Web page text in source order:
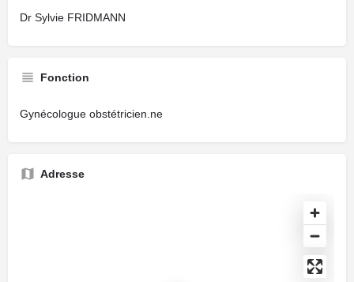
Dr Sylvie FRIDMANN
Fonction
Gynécologue obstétricien.ne
Adresse